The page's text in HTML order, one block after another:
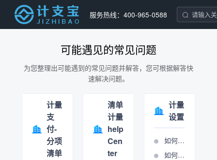
服务热线：400-965-0588
可能遇见的常见问题
为您整理出可能遇到的常见问题并解答，您可根据解答快
速解决问题。
计量
支
付-
分项
清单
清单
计量
help
Cen
ter
计量
设置
如何设置分项条目
如何设置合同报表